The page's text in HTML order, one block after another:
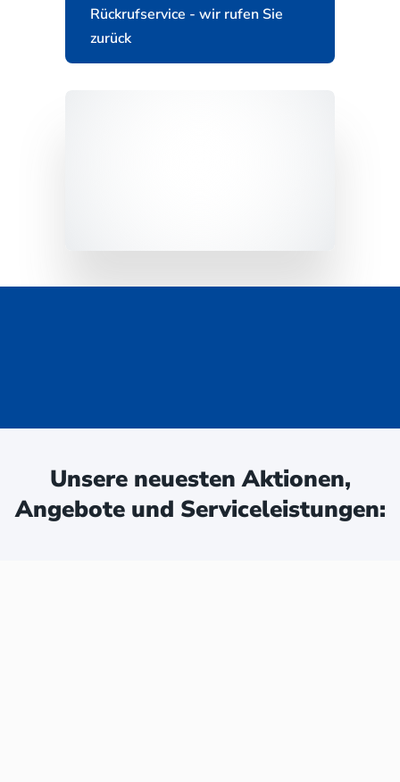
Rückrufservice - wir rufen Sie
zurück
Unsere neuesten Aktionen,
Angebote und Serviceleistungen: